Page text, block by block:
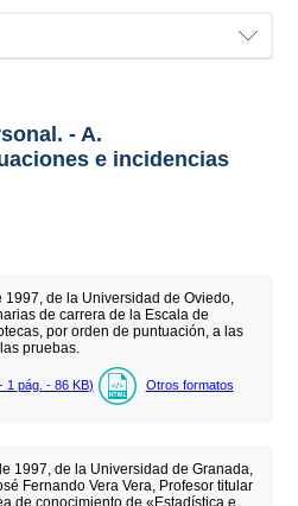
- A.
e incidencias
de la Universidad de Oviedo,
de carrera de la Escala de
por orden de puntuación, a las
pruebas.
1 pág. - 86 KB) Otros formatos
1997, de la Universidad de Granada,
Fernando Vera Vera, Profesor titular
de conocimiento de «Estadística e